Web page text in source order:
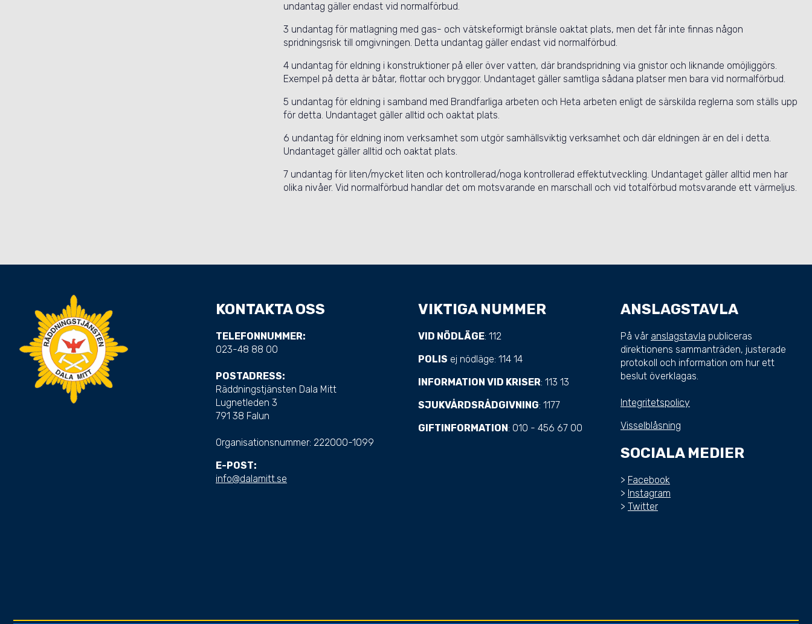
undantag gäller endast vid normalförbud.
3 undantag för matlagning med gas- och vätskeformigt bränsle oaktat plats, men det får inte finnas någon
spridningsrisk till omgivningen. Detta undantag gäller endast vid normalförbud.
4 undantag för eldning i konstruktioner på eller över vatten, där brandspridning via gnistor och liknande omöjliggörs.
Exempel på detta är båtar, flottar och bryggor. Undantaget gäller samtliga sådana platser men bara vid normalförbud.
5 undantag för eldning i samband med Brandfarliga arbeten och Heta arbeten enligt de särskilda reglerna som ställs upp
för detta. Undantaget gäller alltid och oaktat plats.
6 undantag för eldning inom verksamhet som utgör samhällsviktig verksamhet och där eldningen är en del i detta.
Undantaget gäller alltid och oaktat plats.
7 undantag för liten/mycket liten och kontrollerad/noga kontrollerad effektutveckling. Undantaget gäller alltid men har
olika nivåer. Vid normalförbud handlar det om motsvarande en marschall och vid totalförbud motsvarande ett värmeljus.
KONTAKTA OSS
TELEFONNUMMER:
023-48 88 00
POSTADRESS:
Räddningstjänsten Dala Mitt
Lugnetleden 3
791 38 Falun
Organisationsnummer: 222000-1099
E-POST:
info@dalamitt.se
VIKTIGA NUMMER
VID NÖDLÄGE: 112
POLIS ej nödläge: 114 14
INFORMATION VID KRISER: 113 13
SJUKVÅRDSRÅDGIVNING: 1177
GIFTINFORMATION: 010 - 456 67 00
ANSLAGSTAVLA
På vår anslagstavla publiceras
direktionens sammanträden, justerade
protokoll och information om hur ett
beslut överklagas.
Integritetspolicy
Visselblåsning
SOCIALA MEDIER
> Facebook
> Instagram
> Twitter